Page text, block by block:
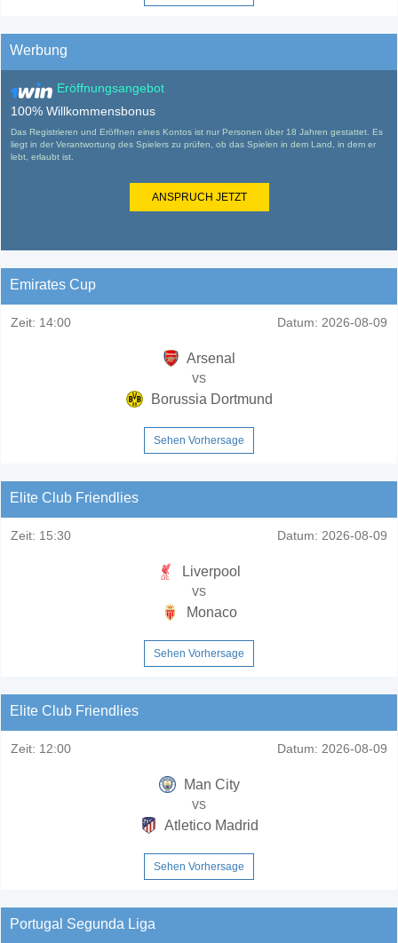
Werbung
Eröffnungsangebot
100% Willkommensbonus
Das Registrieren und Eröffnen eines Kontos ist nur Personen über 18 Jahren gestattet. Es
liegt in der Verantwortung des Spielers zu prüfen, ob das Spielen in dem Land, in dem er
lebt, erlaubt ist.
ANSPRUCH JETZT
Emirates Cup
Zeit: 14:00 Datum: 2026-08-09
Arsenal
vs
Borussia Dortmund
Sehen Vorhersage
Elite Club Friendlies
Zeit: 15:30 Datum: 2026-08-09
Liverpool
vs
Monaco
Sehen Vorhersage
Elite Club Friendlies
Zeit: 12:00 Datum: 2026-08-09
Man City
vs
Atletico Madrid
Sehen Vorhersage
Portugal Segunda Liga